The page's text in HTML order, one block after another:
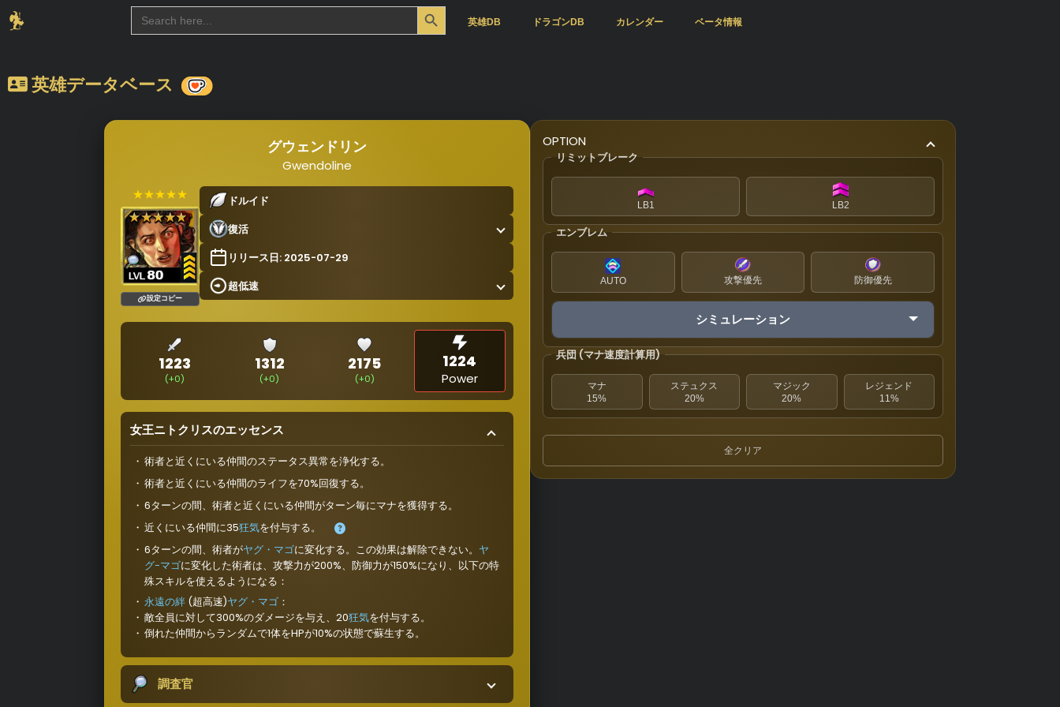
Search
for:
Search Button
英雄DB ドラゴンDB カレンダー ベータ情報
英雄データベース
グウェンドリン
Gwendoline
★★★★★
設定コピー
ドルイド
復活
リリース日: 2025-07-29
超低速
1223
(+0)
1312
(+0)
2175
(+0)
1224
Power
女王ニトクリスのエッセンス
術者と近くにいる仲間のステータス異常を浄化する。
術者と近くにいる仲間のライフを70%回復する。
6ターンの間、術者と近くにいる仲間がターン毎にマナを獲得する。
近くにいる仲間に35狂気を付与する。
6ターンの間、術者がヤグ・マゴに変化する。この効果は解除できない。 ヤ
グ-マゴに変化した術者は、攻撃力が200%、防御力が150%になり、以下の特
殊スキルを使えるようになる：
永遠の絆(超高速)ヤグ・マゴ：
敵全員に対して300%のダメージを与え、20狂気を付与する。
倒れた仲間からランダムで1体をHPが10%の状態で蘇生する。
調査官
OPTION
リミットブレーク
LB1 LB2
エンブレム
AUTO 攻撃優先 防御優先
シミュレーション
兵団 (マナ速度計算用)
マナ
15%
ステュクス
20%
マジック
20%
レジェンド
11%
全クリア